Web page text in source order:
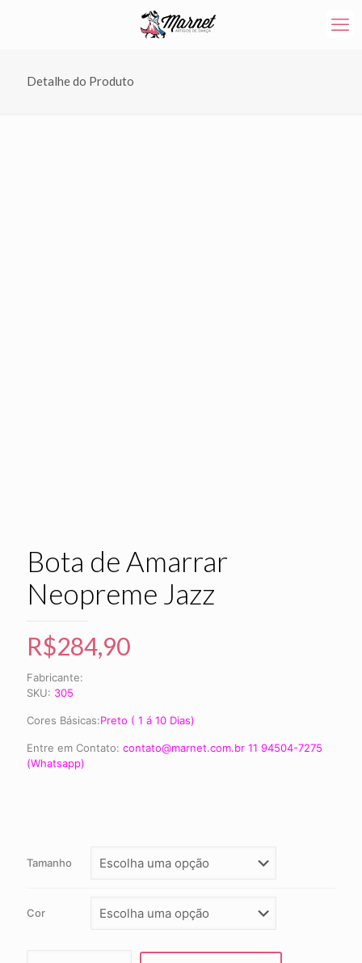
Detalhe do Produto
Bota de Amarrar
Neopreme Jazz
R$284,90
Fabricante:
SKU: 305
Cores Básicas:Preto ( 1 á 10 Dias)
Entre em Contato: contato@marnet.com.br 11 94504-7275
(Whatsapp)
Tamanho
Cor